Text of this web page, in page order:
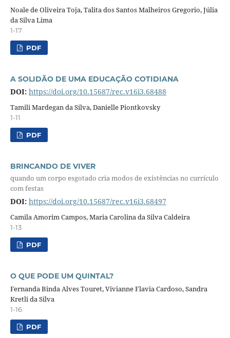
Noale de Oliveira Toja, Talita dos Santos Malheiros Gregorio, Júlia
da Silva Lima
1-17
PDF
A SOLIDÃO DE UMA EDUCAÇÃO COTIDIANA
DOI: https://doi.org/10.15687/rec.v16i3.68488
Tamili Mardegan da Silva, Danielle Piontkovsky
1-11
PDF
BRINCANDO DE VIVER
quando um corpo esgotado cria modos de existências no currículo
com festas
DOI: https://doi.org/10.15687/rec.v16i3.68497
Camila Amorim Campos, Maria Carolina da Silva Caldeira
1-13
PDF
O QUE PODE UM QUINTAL?
Fernanda Binda Alves Touret, Vivianne Flavia Cardoso, Sandra
Kretli da Silva
1-16
PDF